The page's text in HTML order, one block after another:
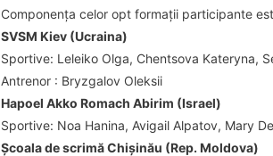
Componența celor opt formații participante
SVSM Kiev (Ucraina)
Sportive: Leleiko Olga, Chentsova Kateryna,
Antrenor : Bryzgalov Oleksii
Hapoel Akko Romach Abirim (Israel)
Sportive: Noa Hanina, Avigail Alpatov, Mary
Şcoala de scrimă Chişinău (Rep. Moldova)